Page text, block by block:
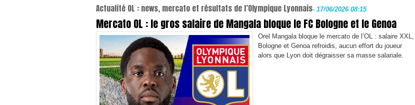
Actualité OL : news, mercato et résultats de l’Olympique Lyonnais- 17/06/2026 08:15
Mercato OL : le gros salaire de Mangala bloque le FC Bologne et le Genoa
Orel Mangala bloque le mercato de l’OL : salaire XXL,
Bologne et Genoa refroidis, aucun effort du joueur
alors que Lyon doit dégraisser sa masse salariale.